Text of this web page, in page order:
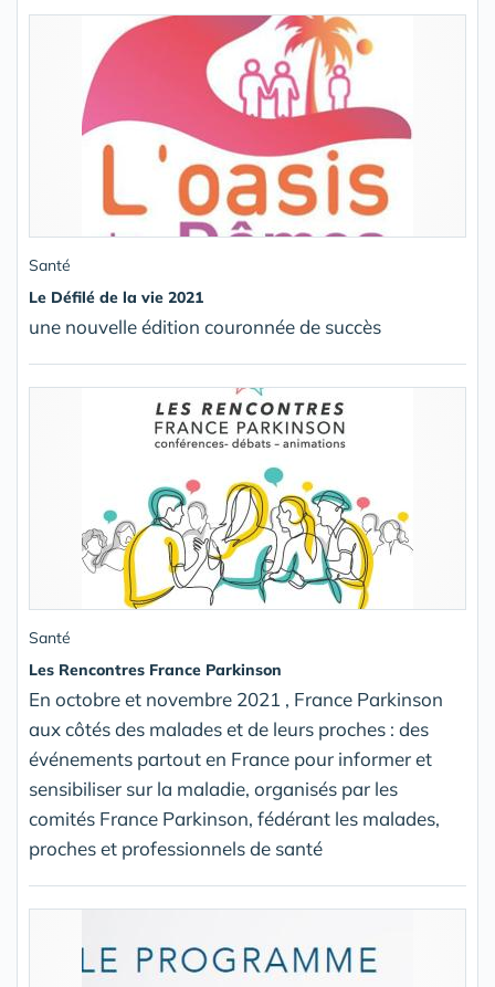
Santé
Le Défilé de la vie 2021
une nouvelle édition couronnée de succès
Santé
Les Rencontres France Parkinson
En octobre et novembre 2021 , France Parkinson
aux côtés des malades et de leurs proches : des
événements partout en France pour informer et
sensibiliser sur la maladie, organisés par les
comités France Parkinson, fédérant les malades,
proches et professionnels de santé